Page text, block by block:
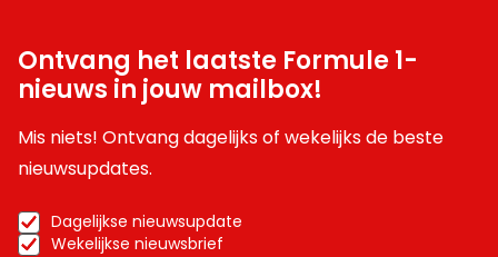
Ontvang het laatste Formule 1-
nieuws in jouw mailbox!
Mis niets! Ontvang dagelijks of wekelijks de beste
nieuwsupdates.
Dagelijkse nieuwsupdate
Wekelijkse nieuwsbrief